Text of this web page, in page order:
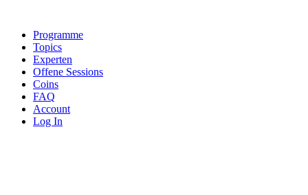
contentProgramme
Topics
Experten
Offene Sessions
Coins
FAQ
Account
Log In